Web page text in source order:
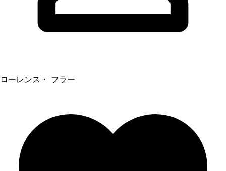
ローレンス・ フラー